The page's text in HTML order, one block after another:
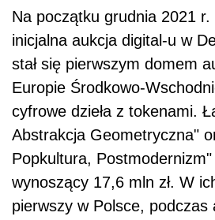
Na początku grudnia 2021 r.
inicjalna aukcja digital-u w
stał się pierwszym domem
Europie Środkowo-
cyfrowe dzieła z tokenami.
Abstrakcja Geometryczna"
Popkultura, Postmodernizm"
wynoszący 17,6 mln zł. W
pierwszy w Polsce, podczas